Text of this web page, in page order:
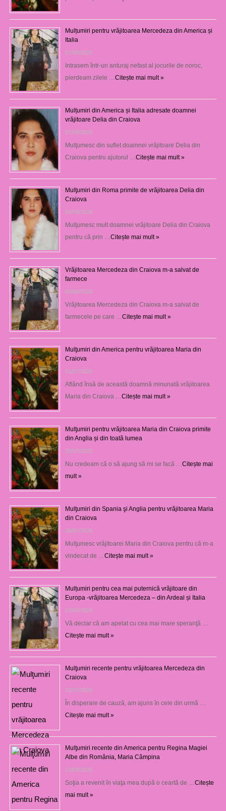
Mulțumiri pentru vrăjitoarea Mercedeza din America și
Italia
07/08/2026
Intrasem într-un anturaj nefast al jocurile de noroc,
pierdeam zilele … Citește mai mult »
Mulțumiri din America și Italia adresate doamnei
vrăjitoare Delia din Craiova
07/08/2026
Mulţumesc din suflet doamnei vrăjitoare Delia din
Craiova pentru ajutorul … Citește mai mult »
Mulţumiri din Roma primite de vrăjitoarea Delia din
Craiova
06/08/2026
Mulţumesc mult doamnei vrăjitoare Delia din Craiova
pentru că prin … Citește mai mult »
Vrăjitoarea Mercedeza din Craiova m-a salvat de
farmece
06/08/2026
Vrăjitoarea Mercedeza din Craiova m-a salvat de
farmecele pe care … Citește mai mult »
Mulţumiri din America pentru vrăjitoarea Maria din
Craiova
31/07/2026
Aflând însă de această doamnă minunată vrăjitoarea
Maria din Craiova … Citește mai mult »
Mulţumiri pentru vrăjitoarea Maria din Craiova primite
din Anglia și din toată lumea
29/07/2026
Nu credeam că o să ajung să mi se facă … Citește mai
mult »
Mulţumiri din Spania şi Anglia pentru vrăjitoarea Maria
din Craiova
28/07/2026
Mulţumesc vrăjitoarei Maria din Craiova pentru că m-a
vindecat de … Citește mai mult »
Mulțumiri pentru cea mai puternică vrăjitoare din
Europa -vrăjitoarea Mercedeza – din Ardeal și Italia
23/07/2026
Vă declar că am apelat cu cea mai mare speranţă …
Citește mai mult »
Mulţumiri recente pentru vrăjitoarea Mercedeza din
Craiova
22/07/2026
În disperare de cauză, am ajuns în cele din urmă …
Citește mai mult »
Mulţumiri recente din America pentru Regina Magiei
Albe din România, Maria Câmpina
23/08/2025
Soţia a revenit în viaţa mea după o ceartă de … Citește
mai mult »